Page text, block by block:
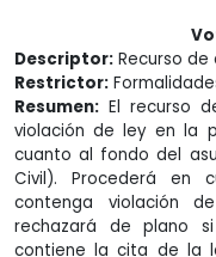
Descriptor: Recurso de
Restrictor:
Resumen: El recurso
violación de ley en la
cuanto al fondo del
Civil). Procederá en
contenga violación
rechazará de plano
contiene la cita de la